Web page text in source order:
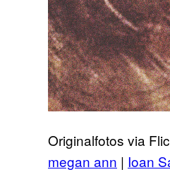
Originalfotos via
megan ann | Ioan